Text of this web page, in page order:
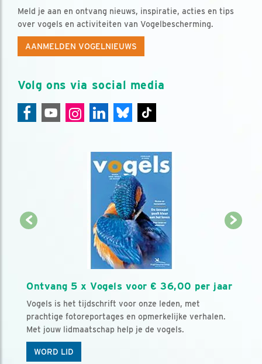
Meld je aan en ontvang nieuws, inspiratie, acties en tips
over vogels en activiteiten van Vogelbescherming.
AANMELDEN VOGELNIEUWS
Volg ons via social media
Ontvang 5 x Vogels voor € 36,00 per jaar
Vogels is het tijdschrift voor onze leden, met
prachtige fotoreportages en opmerkelijke verhalen.
Met jouw lidmaatschap help je de vogels.
WORD LID